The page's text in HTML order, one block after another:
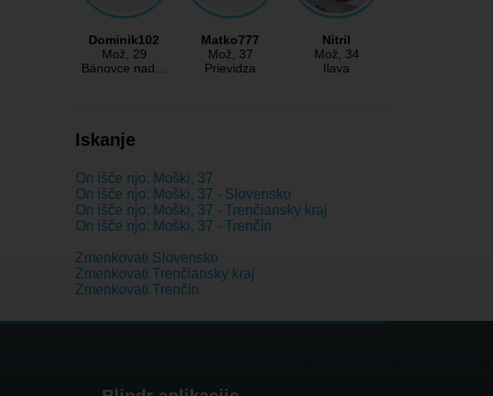
Dominik102
Mož, 29
Bánovce nad…
Matko777
Mož, 37
Prievidza
Nitril
Mož, 34
Ilava
Iskanje
On išče njo: Moški, 37
On išče njo: Moški, 37 - Slovensko
On išče njo: Moški, 37 - Trenčiansky kraj
On išče njo: Moški, 37 - Trenčín
Zmenkovati Slovensko
Zmenkovati Trenčiansky kraj
Zmenkovati Trenčín